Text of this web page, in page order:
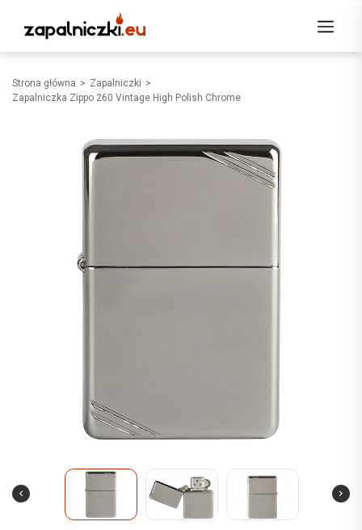
Strona główna
Zapalniczki
Zapalniczka Zippo 260 Vintage High Polish Chrome